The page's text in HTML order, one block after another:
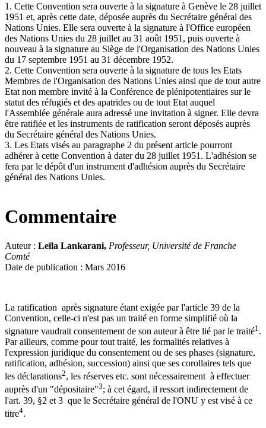
1. Cette Convention sera ouverte à la signature à Genève le 28 juillet
1951 et, après cette date, déposée auprès du Secrétaire général des
Nations Unies. Elle sera ouverte à la signature à l'Office européen
des Nations Unies du 28 juillet au 31 août 1951, puis ouverte à
nouveau à la signature au Siège de l'Organisation des Nations Unies
du 17 septembre 1951 au 31 décembre 1952.
2. Cette Convention sera ouverte à la signature de tous les Etats
Membres de l'Organisation des Nations Unies ainsi que de tout autre
Etat non membre invité à la Conférence de plénipotentiaires sur le
statut des réfugiés et des apatrides ou de tout Etat auquel
l'Assemblée générale aura adressé une invitation à signer. Elle devra
être ratifiée et les instruments de ratification seront déposés auprès
du Secrétaire général des Nations Unies.
3. Les Etats visés au paragraphe 2 du présent article pourront
adhérer à cette Convention à dater du 28 juillet 1951. L'adhésion se
fera par le dépôt d'un instrument d'adhésion auprès du Secrétaire
général des Nations Unies.
Commentaire
Auteur : Leïla Lankarani, Professeur, Université de Franche
Comté
Date de publication : Mars 2016
La ratification après signature étant exigée par l'article 39 de la
Convention, celle-ci n'est pas un traité en forme simplifié où la
signature vaudrait consentement de son auteur à être lié par le traité1 .
Par ailleurs, comme pour tout traité, les formalités relatives à
l'expression juridique du consentement ou de ses phases (signature,
ratification, adhésion, succession) ainsi que ses corollaires tels que
les déclarations2, les réserves etc. sont nécessairement à effectuer
auprès d'un "dépositaire"3; à cet égard, il ressort indirectement de
l'art. 39, §2 et 3 que le Secrétaire général de l'ONU y est visé à ce
titre4.